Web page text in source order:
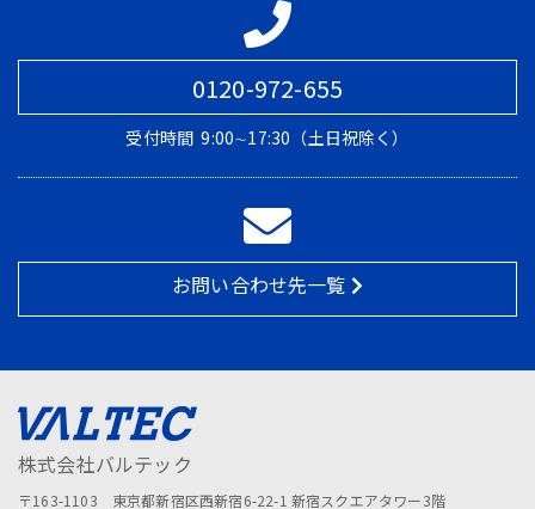
0120-972-655
受付時間 9:00∼17:30（土日祝除く）
お問い合わせ先一覧
株式会社バルテック
〒163-1103 東京都新宿区西新宿6-22-1 新宿スクエアタワー3階